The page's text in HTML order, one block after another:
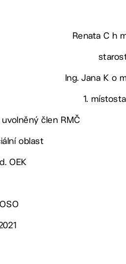
Renata C h
Ing. Jana K o
1.
člen RMČ
oblast
OEK